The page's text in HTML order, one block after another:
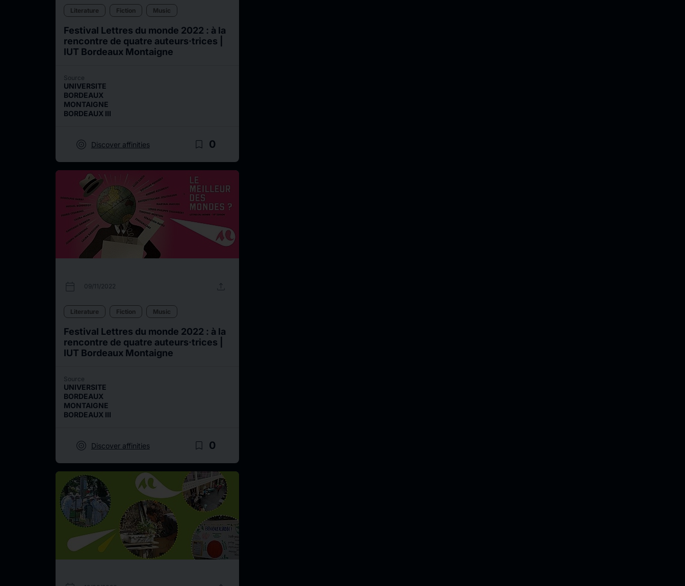
Literature Fiction Music
Festival Lettres du monde 2022 : à la
rencontre de quatre auteurs·trices |
IUT Bordeaux Montaigne
Source
UNIVERSITE
BORDEAUX
MONTAIGNE
BORDEAUX III
target Discover affinities bookmark_border 0
calendar_today 09/11/2022 upload
Literature Fiction Music
Festival Lettres du monde 2022 : à la
rencontre de quatre auteurs·trices |
IUT Bordeaux Montaigne
Source
UNIVERSITE
BORDEAUX
MONTAIGNE
BORDEAUX III
target Discover affinities bookmark_border 0